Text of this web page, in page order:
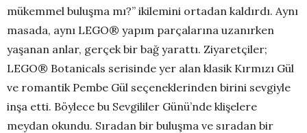
mükemmel buluşma mı?” ikilemini ortadan kaldırdı. Aynı
masada, aynı LEGO® yapım parçalarına uzanırken
yaşanan anlar, gerçek bir bağ yarattı. Ziyaretçiler;
LEGO® Botanicals serisinde yer alan klasik Kırmızı Gül
ve romantik Pembe Gül seçeneklerinden birini sevgiyle
inşa etti. Böylece bu Sevgililer Günü’nde klişelere
meydan okundu. Sıradan bir buluşma ve sıradan bir